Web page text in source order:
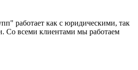
работает как с юридическими, так
Со всеми клиентами мы работаем